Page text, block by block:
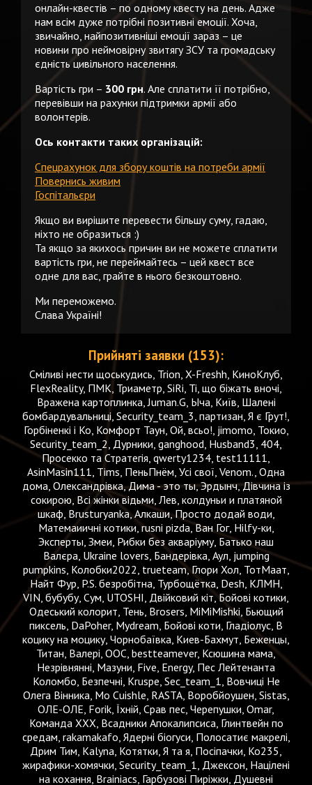
онлайн-квестів – по одному квесту на день. Адже
нам всім дуже потрібні позитивні емоції. Хоча,
звичайно, найпозитивніші емоції зараз – це
новини про неймовірну звитягу ЗСУ та громадську
єдність цивільного населення.
Вартість гри – 300 грн. Але сплатити її потрібно,
перевівши на рахунки підтримки армії або
волонтерів.
Ось контакти таких організацій:
Спецрахунок для збору коштів на потреби армії
Повернись живим
Госпітальєри
Якщо ви вирішите перевести більшу суму, гадаю,
ніхто не образиться :)
Та якщо за якихось причин ви не можете сплатити
вартість гри, не переймайтесь – цей квест все
одне для вас, грайте в нього безкоштовно.
Ми переможемо.
Слава Україні!
Прийняті заявки (153):
Сміливі нести щоськудись, Trion, X-Freshh, КиноКлуб,
FlexReality, ПМК, Триаметр, SiRi, Ті, що біжать вночі,
Вражена картоплинка, Juman.G, Ыча, Київ, Шалені
бомбардувальниці, Security_team_3, партизан, Я є Грут!,
Горбіненкі і Ко, Комфорт Таун, Ой, всьо!, jimomo, Токио,
Security_team_2, Дурники, ganghood, Husband3, 404,
Просекко та Стратегія, qwerty1234, test11111,
AsinMasin111, Tims, ПеньПнём, Усі свої, Venom., Одна
дома, Олександрівка, Дима - это ты, Эрдынч, Дівчина із
сокирою, Всі жінки відьми, Лев, колдуньи и платяной
шкаф, Brusturyanka, Алкаши, Просто додай води,
Матемаиичні котики, rusni pizda, Ван Гог, Hilfy-ки,
Эксперты, Змеи, Рибки без акваріуму, Батько наш
Валєра, Ukraine lovers, Бандерівка, Аул, jumping
pumpkins, Колобки2022, trueteam, Глори Хол, ТотМаат,
Найт Фур, P.S. безробітна, Турбощётка, Desh, КЛМН,
VIN, бубубу, Сум, UTOSHI, Двійковий кіт, Бойові котики,
Одеський колорит, Тень, Brosers, MiMiMishki, Бьющий
пиксель, DaPoher, Mydream, Бойові коти, Гладіолус, В
коцику на моцику, Чорнобаївка, Киев-Бахмут, Беженцы,
Титан, Валері, ООС, bestteamever, Ксюшина мама,
Незрівнянні, Мазуни, Five, Energy, Пес Лейтенанта
Коломбо, Безпечні, Kruspe, Sec_team_1, Вовчиці Не
Олега Вінника, Mo Cuishle, RASTA, Воробйоушен, Sistas,
ОЛЕ-ОЛЕ, Forik, Їхній, Срав пес, Черепушки, Omar,
Команда ХХХ, Всадники Апокалипсиса, Глинтвейн по
средам, rakamakafo, Ядерні біогуси, Полосатиє макрелі,
Дрим Тим, Kalyna, Котятки, Я та я, Посіпачки, Ко235,
жирафики-хомячки, Security_team_1, Джексон, Націлені
на кохання, Brainiacs, Гарбузові Пиріжки, Душевні